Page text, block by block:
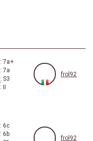
: 7a+
: 7a
: S3
: II
frol92
: 6c
: 6b
frol92